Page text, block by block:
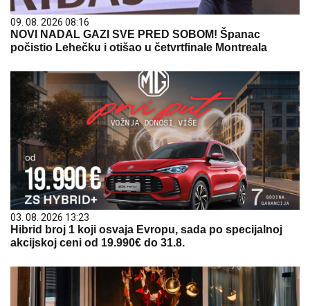
09. 08. 2026 08:16
NOVI NADAL GAZI SVE PRED SOBOM! Španac
počistio Lehečku i otišao u četvrtfinale Montreala
03. 08. 2026 13:23
Hibrid broj 1 koji osvaja Evropu, sada po specijalnoj
akcijskoj ceni od 19.990€ do 31.8.